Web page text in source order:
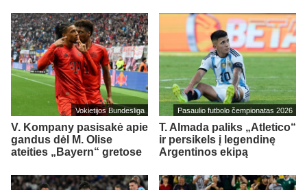
Vokietijos Bundesliga
V. Kompany pasisakė apie
gandus dėl M. Olise
ateities „Bayern“ gretose
Pasaulio futbolo čempionatas 2026
T. Almada paliks „Atletico“
ir persikels į legendinę
Argentinos ekipą